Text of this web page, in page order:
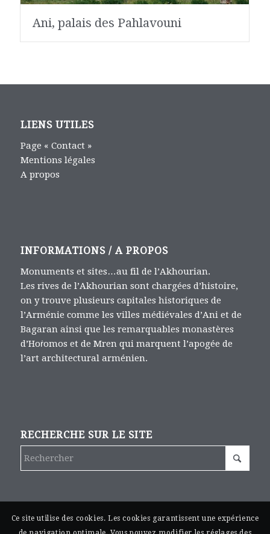
Ani, palais des Pahlavouni
LIENS UTILES
Page « Contact »
Mentions légales
A propos
INFORMATIONS / A PROPOS
Monuments et sites…au fil de l’Akhourian.
Les rives de l’Akhourian sont chargées d’histoire,
on y trouve plusieurs capitales historiques de
l’Arménie comme les villes médiévales d’Ani et de
Bagaran ainsi que les remarquables monastères
d’Hoṙomos et de Mren qui marquent l’apogée de
l’art architectural arménien.
RECHERCHE SUR LE SITE
Ce site utilise des cookies. Les cookies garantissent une expérience